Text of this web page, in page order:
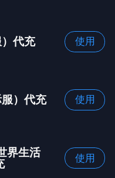
代充 使用
）代充 使用
界生活
使用